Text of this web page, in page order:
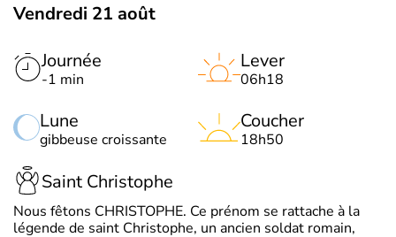
Vendredi 21 août
Journée
-1 min
Lune
gibbeuse croissante
Lever
06h18
Coucher
18h50
Saint Christophe
Nous fêtons CHRISTOPHE. Ce prénom se rattache à la
légende de saint Christophe, un ancien soldat romain,